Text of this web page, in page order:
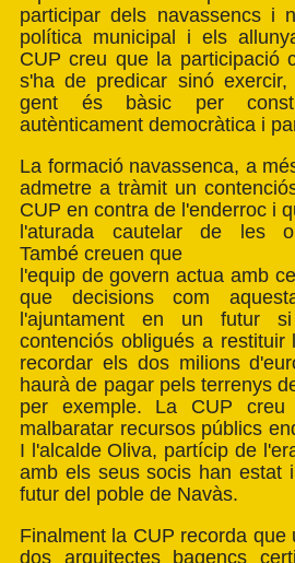
participar dels navassencs i
política municipal i els
CUP creu que la participació
s'ha de predicar sinó
gent és bàsic per
autènticament democràtica i
La formació navassenca, a
admetre a tràmit un
CUP en contra de l'enderroc i
l'aturada cautelar de les
També creuen que
l'equip de govern actua amb
que decisions com
l'ajuntament en un futur
contenciós obligués a restituir
recordar els dos milions
haurà de pagar pels terrenys
per exemple. La CUP
malbaratar recursos públics
I l'alcalde Oliva, partícip de
amb els seus socis han estat
futur del poble de Navàs.
Finalment la CUP recorda que
dos arquitectes bagencs